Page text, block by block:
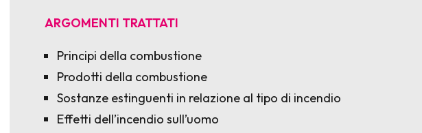
ARGOMENTI TRATTATI
Principi della combustione
Prodotti della combustione
Sostanze estinguenti in relazione al tipo di incendio
Effetti dell’incendio sull’uomo